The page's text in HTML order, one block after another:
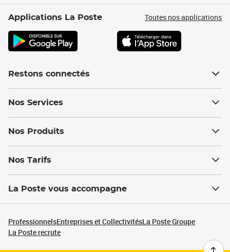
Applications La Poste Toutes nos applications
Restons connectés
Nos Services
Nos Produits
Nos Tarifs
La Poste vous accompagne
ProfessionnelsEntreprises et CollectivitésLa Poste Groupe
La Poste recrute